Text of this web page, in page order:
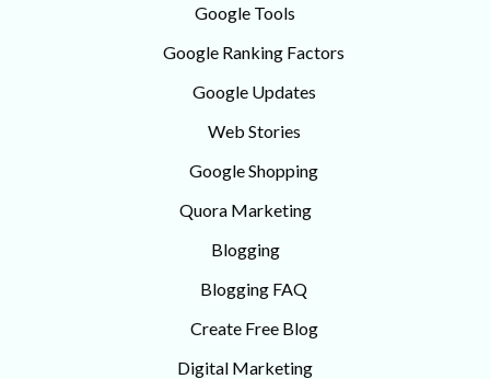
Google Tools
Google Ranking Factors
Google Updates
Web Stories
Google Shopping
Quora Marketing
Blogging
Blogging FAQ
Create Free Blog
Digital Marketing